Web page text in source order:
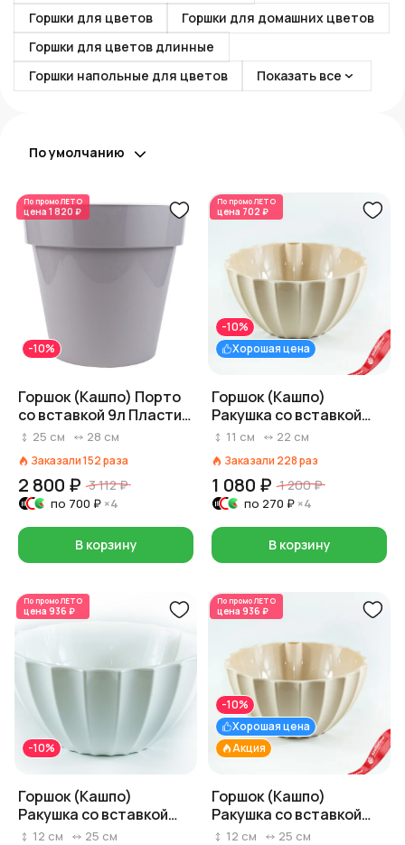
Горшки для цветов
Горшки для домашних цветов
Горшки для цветов длинные
Горшки напольные для цветов
Показать все
По умолчанию
По промоЛЕТО
цена 1 820 ₽
-10%
Горшок (Кашпо) Порто
со вставкой 9л Пластик
D 27,5 см H 25 см
25 см 28 см
Заказали152раза
2 800 ₽ 3 112 ₽
по 700 ₽ ×4
В корзину
По промоЛЕТО
цена 702 ₽
Хорошая цена
-10%
Горшок (Кашпо)
Ракушка со вставкой
2,4л Пластик D 22 см H
11 см 22 см
Заказали 228раз
1 080 ₽ 1 200 ₽
по 270 ₽ ×4
В корзину
По промоЛЕТО
цена 936 ₽
-10%
Горшок (Кашпо)
Ракушка со вставкой
3,4л Пластик D 25 см H
12 см 25 см
По промоЛЕТО
цена 936 ₽
Акция
Хорошая цена
-10%
Горшок (Кашпо)
Ракушка со вставкой
3,4л Пластик D 25 см H
12 см 25 см